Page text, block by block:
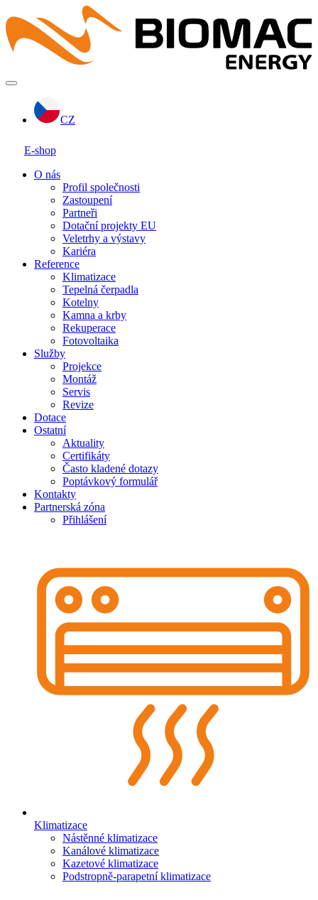
CZ
E-shop
O nás
Profil společnosti
Zastoupení
Partneři
Dotační projekty EU
Veletrhy a výstavy
Kariéra
Reference
Klimatizace
Tepelná čerpadla
Kotelny
Kamna a krby
Rekuperace
Fotovoltaika
Služby
Projekce
Montáž
Servis
Revize
Dotace
Ostatní
Aktuality
Certifikáty
Často kladené dotazy
Poptávkový formulář
Kontakty
Partnerská zóna
Přihlášení
Klimatizace
Nástěnné klimatizace
Kanálové klimatizace
Kazetové klimatizace
Podstropně-parapetní klimatizace